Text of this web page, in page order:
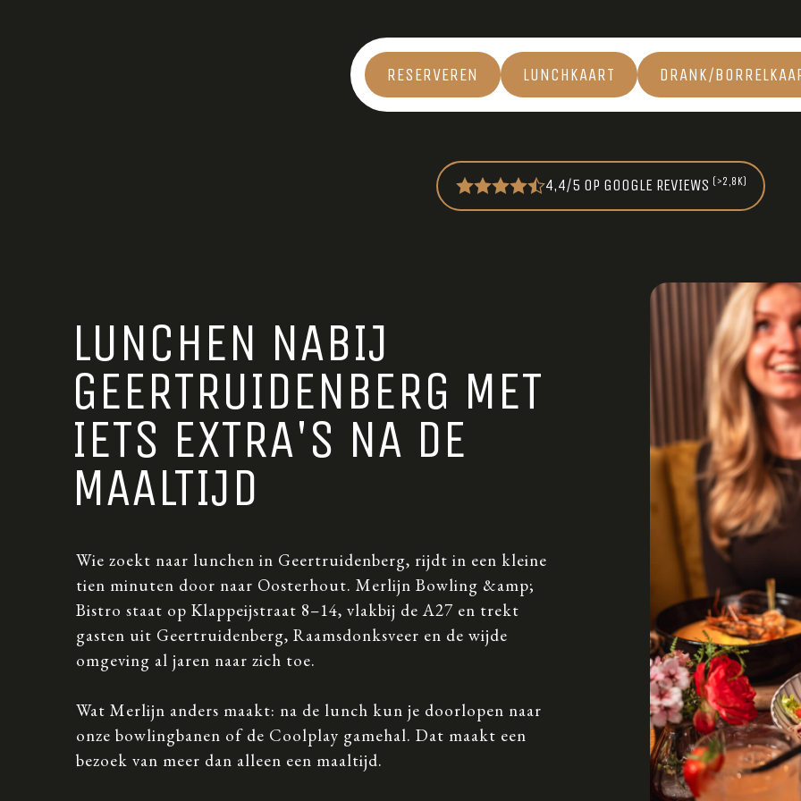
RESERVEREN LUNCHKAART DRANK/
4,4/5 OP GOOGLE REVIEWS (>2,8K)
LUNCHEN NABIJ
GEERTRUIDENBERG MET
IETS EXTRA'S NA DE
MAALTIJD
Wie zoekt naar lunchen in Geertruidenberg, rijdt in een kleine
tien minuten door naar Oosterhout. Merlijn Bowling &amp;
Bistro staat op Klappeijstraat 8–14, vlakbij de A27 en trekt
gasten uit Geertruidenberg, Raamsdonksveer en de wijde
omgeving al jaren naar zich toe.
Wat Merlijn anders maakt: na de lunch kun je doorlopen naar
onze bowlingbanen of de Coolplay gamehal. Dat maakt een
bezoek van meer dan alleen een maaltijd.